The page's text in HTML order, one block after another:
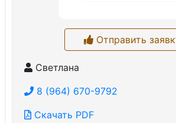
Отправить
Светлана
8 (964) 670-9792
Скачать PDF